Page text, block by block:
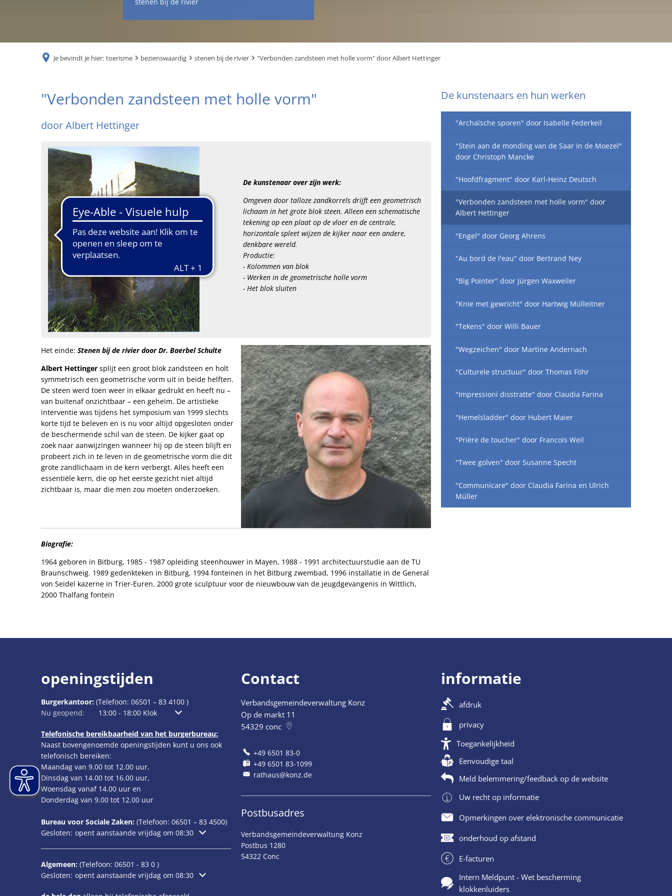
Je bevindt je hier: toerisme bezienswaardig stenen bij de rivier "Verbonden zandsteen met holle vorm" door Albert Hettinger
"Verbonden
zandsteen
Hettinger
"Verbonden zandsteen met holle vorm"
door Albert Hettinger
De kunstenaar over zijn werk:
Omgeven door talloze zandkorrels drijft een geometrisch
lichaam in het grote blok steen. Alleen een schematische
tekening op een plaat op de vloer en de centrale,
horizontale spleet wijzen de kijker naar een andere,
denkbare wereld.
Productie:
- Kolommen van blok
- Werken in de geometrische holle vorm
- Het blok sluiten
Het einde: Stenen bij de rivier door Dr. Baerbel Schulte
Albert Hettinger splijt een groot blok zandsteen en holt
symmetrisch een geometrische vorm uit in beide helften.
De steen werd toen weer in elkaar gedrukt en heeft nu –
van buitenaf onzichtbaar – een geheim. De artistieke
interventie was tijdens het symposium van 1999 slechts
korte tijd te beleven en is nu voor altijd opgesloten onder
de beschermende schil van de steen. De kijker gaat op
zoek naar aanwijzingen wanneer hij op de steen blijft en
probeert zich in te leven in de geometrische vorm die dit
grote zandlichaam in de kern verbergt. Alles heeft een
essentiële kern, die op het eerste gezicht niet altijd
zichtbaar is, maar die men zou moeten onderzoeken.
Biografie:
1964 geboren in Bitburg, 1985 - 1987 opleiding steenhouwer in Mayen, 1988 - 1991 architectuurstudie aan de TU
Braunschweig. 1989 gedenkteken in Bitburg, 1994 fonteinen in het Bitburg zwembad, 1996 installatie in de General
von Seidel kazerne in Trier-Euren. 2000 grote sculptuur voor de nieuwbouw van de jeugdgevangenis in Wittlich,
2000 Thalfang fontein
De kunstenaars en hun werken
"Archaïsche sporen" door Isabelle Federkeil
"Stein aan de monding van de Saar in de Moezel"
door Christoph Mancke
"Hoofdfragment" door Karl-Heinz Deutsch
"Verbonden zandsteen met holle vorm" door
Albert Hettinger
"Engel" door Georg Ahrens
"Au bord de l'eau" door Bertrand Ney
"Big Pointer" door Jürgen Waxweiler
"Knie met gewricht" door Hartwig Mülleitner
"Tekens" door Willi Bauer
"Wegzeichen" door Martine Andernach
"Culturele structuur" door Thomas Föhr
"Impressioni disstratte" door Claudia Farina
"Hemelsladder" door Hubert Maier
"Prière de toucher" door Francois Weil
"Twee golven" door Susanne Specht
"Communicare" door Claudia Farina en Ulrich
Müller
openingstijden
Burgerkantoor: (Telefoon: 06501 – 83 4100 )
Klik om extra openings- of sluitingstijden te verbergen
Nu geopend: 13:00 - 18:00 Klok Van 13.00 tot 18.00 uur.
Telefonische bereikbaarheid van het burgerbureau:
Naast bovengenoemde openingstijden kunt u ons ook
telefonisch bereiken:
Maandag van 9.00 tot 12.00 uur,
Dinsdag van 14.00 tot 16.00 uur,
Woensdag vanaf 14.00 uur en
Donderdag van 9.00 tot 12.00 uur
Bureau voor Sociale Zaken: (Telefoon: 06501 – 83 4500)
Klik om extra openings- of sluitingstijden te verbergen
Gesloten: opent aanstaande vrijdag om 08:30
Algemeen: (Telefoon: 06501 - 83 0 )
Klik om extra openings- of sluitingstijden te verbergen
Gesloten: opent aanstaande vrijdag om 08:30
Contact
Verbandsgemeindeverwaltung Konz
Op de markt 11
54329 conc
+49 6501 83-0
+49 6501 83-1099
rathaus@konz.de
Postbusadres
Verbandsgemeindeverwaltung Konz
Postbus 1280
54322 Conc
informatie
afdruk
privacy
Toegankelijkheid
Eenvoudige taal
Meld belemmering/feedback op de website
Uw recht op informatie
Opmerkingen over elektronische communicatie
onderhoud op afstand
E-facturen
Intern Meldpunt - Wet bescherming
klokkenluiders